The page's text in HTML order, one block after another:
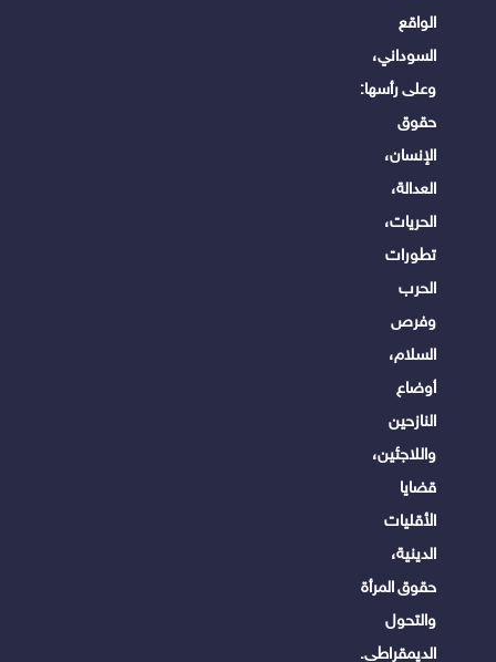
الواقع
السوداني،
وعلى رأسها:
حقوق
الإنسان،
العدالة،
الحريات،
تطورات
الحرب
وفرص
السلام،
أوضاع
النازحين
واللاجئين،
قضايا
الأقليات
الدينية،
حقوق المرأة
والتحول
الديمقراطى.